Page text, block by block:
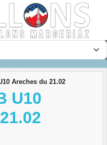
Areches du 21.02
U10